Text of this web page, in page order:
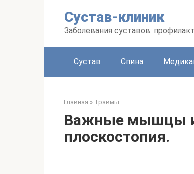
Сустав-клиник
Заболевания суставов:
Сустав Спина
Главная » Травмы
Важные мышцы и
плоскостопия.